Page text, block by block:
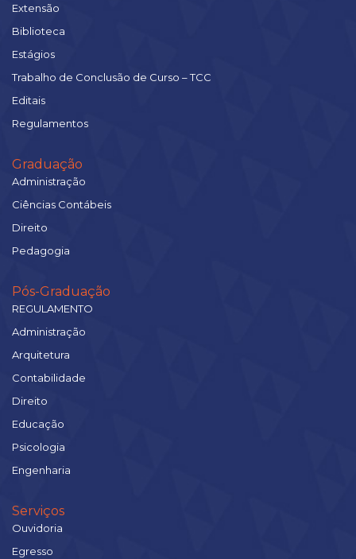
Extensão
Biblioteca
Estágios
Trabalho de Conclusão de Curso – TCC
Editais
Regulamentos
Graduação
Administração
Ciências Contábeis
Direito
Pedagogia
Pós-Graduação
REGULAMENTO
Administração
Arquitetura
Contabilidade
Direito
Educação
Psicologia
Engenharia
Serviços
Ouvidoria
Egresso